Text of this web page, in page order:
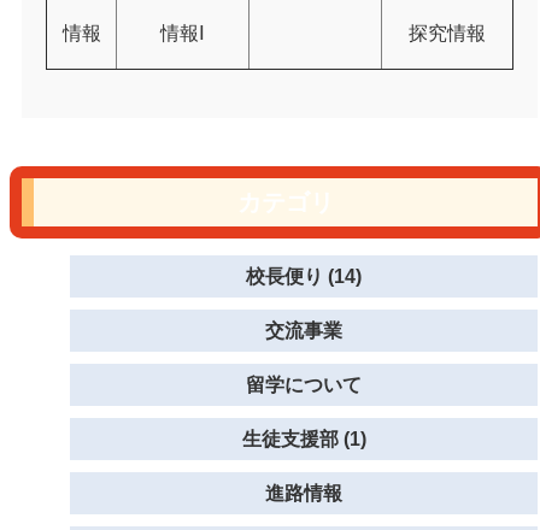
情報 情報Ⅰ 探究情報
校長便り (14)
交流事業
留学について
生徒支援部 (1)
進路情報